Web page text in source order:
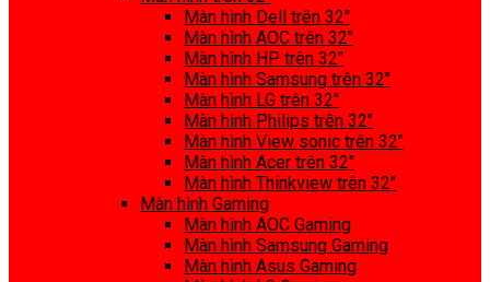
Màn hình Dell trên 32″
Màn hình AOC trên 32″
Màn hình HP trên 32″
Màn hình Samsung trên 32″
Màn hình LG trên 32″
Màn hình Philips trên 32″
Màn hình View sonic trên 32″
Màn hình Acer trên 32″
Màn hình Thinkview trên 32″
Màn hình Gaming
Màn hình AOC Gaming
Màn hình Samsung Gaming
Màn hình Asus Gaming